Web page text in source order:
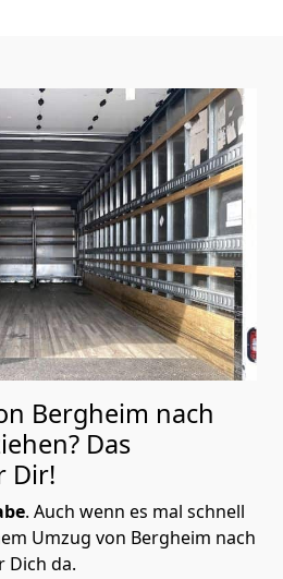
Bergheim nach
Das
Dir!
. Auch wenn es mal schnell
Umzug von Bergheim nach
Dich da.